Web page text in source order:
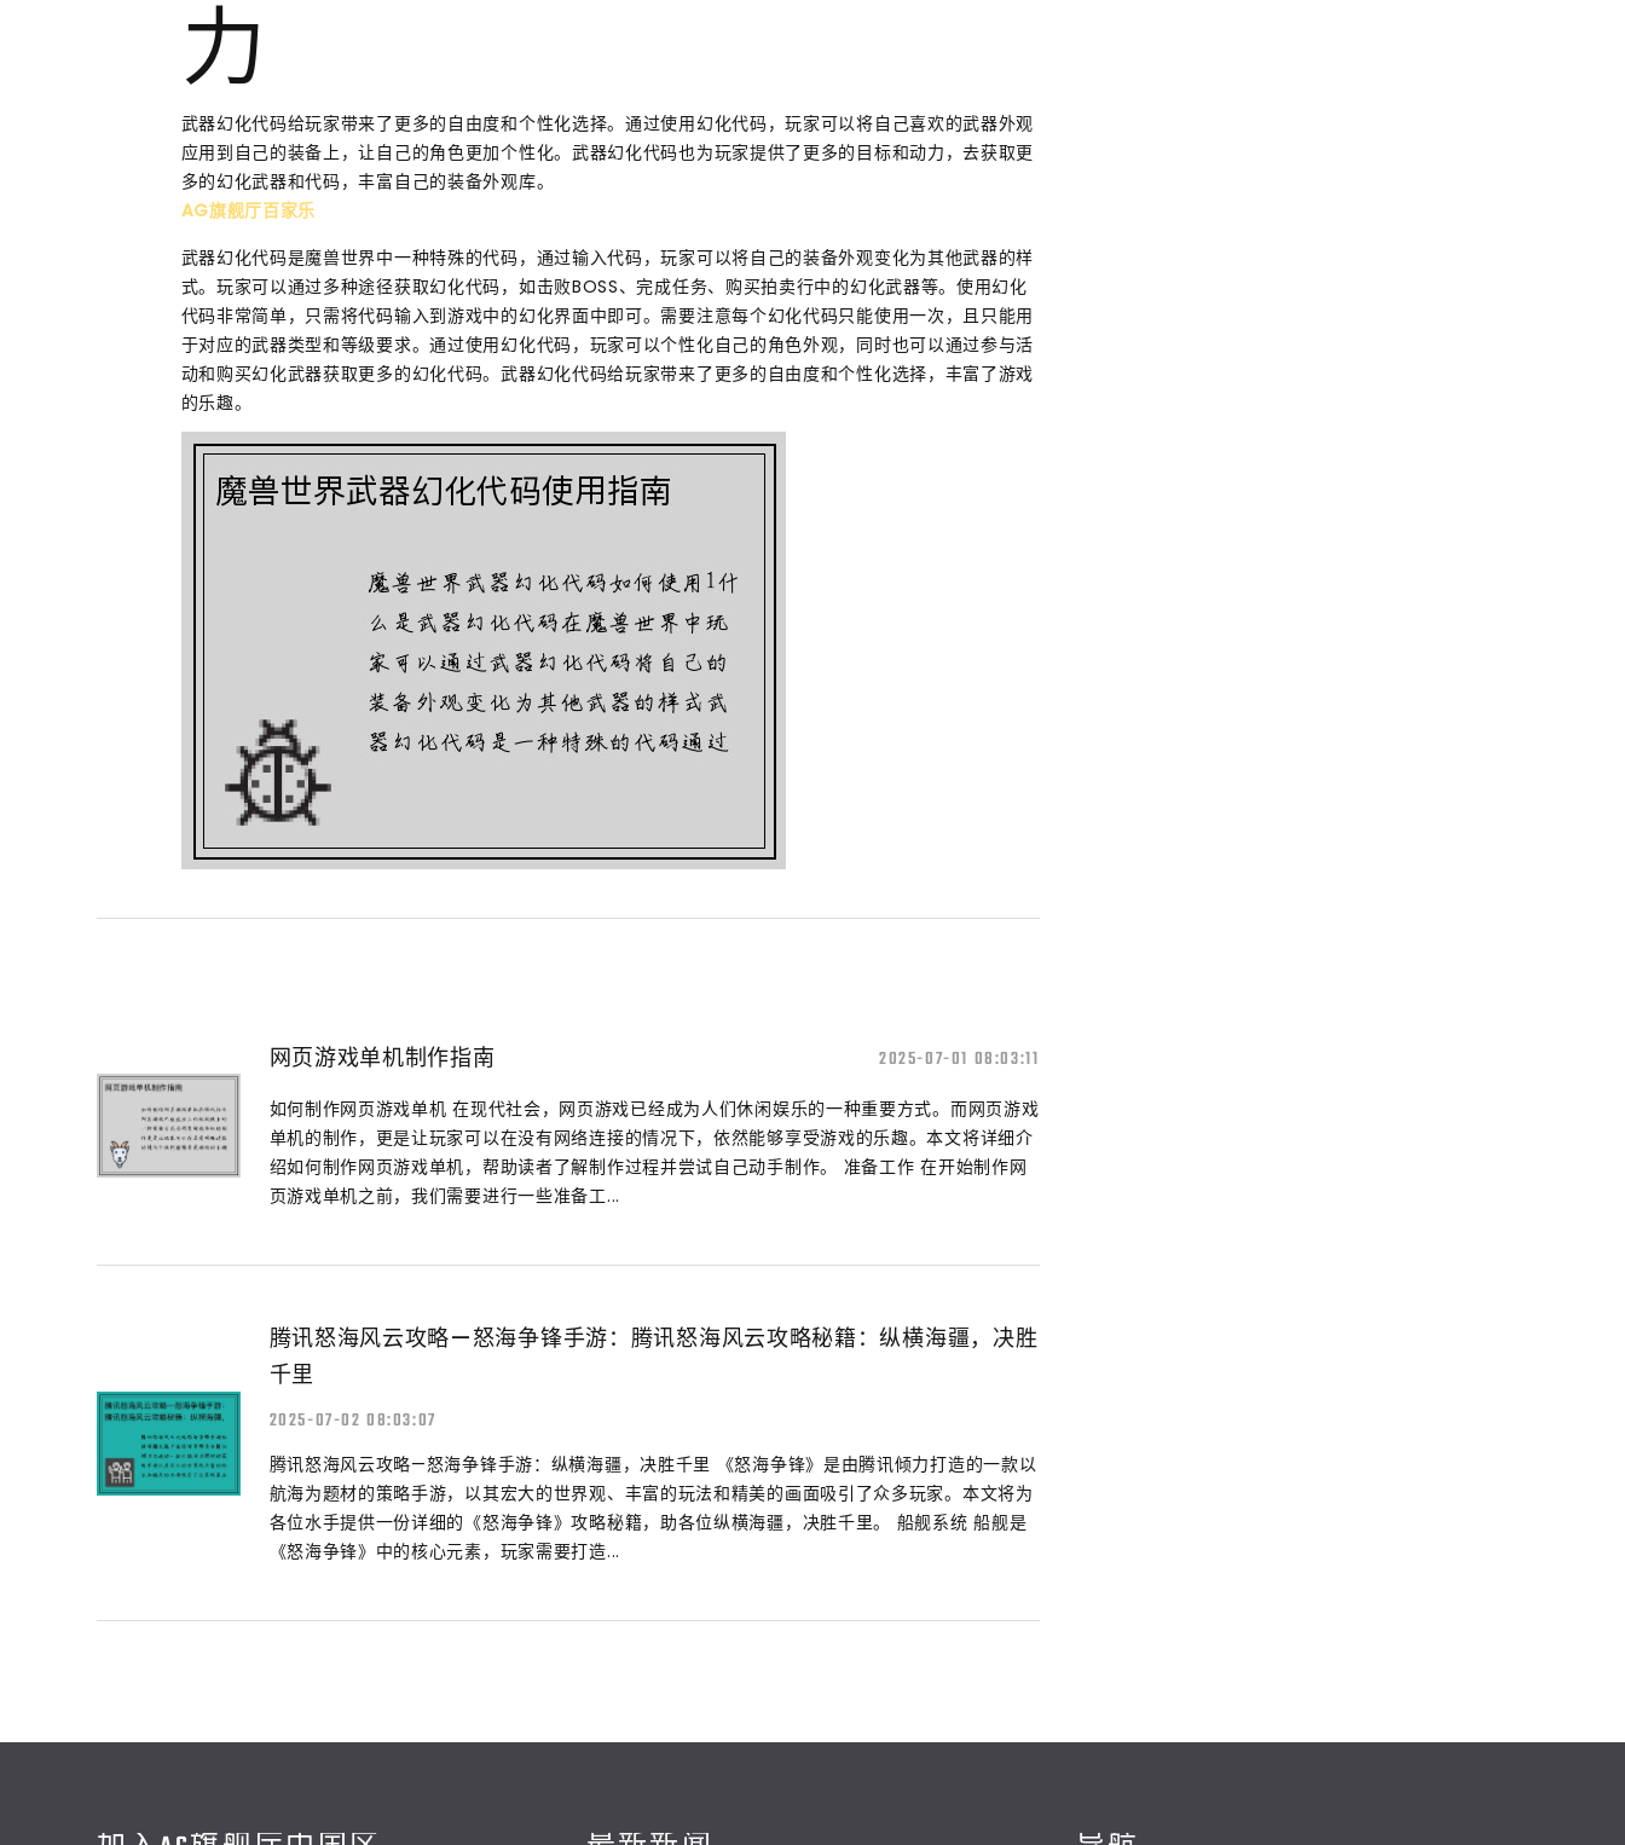
力
武器幻化代码给玩家带来了更多的自由度和个性化选择。通过使用幻化代码，玩家可以将自己喜欢的武器外观
应用到自己的装备上，让自己的角色更加个性化。武器幻化代码也为玩家提供了更多的目标和动力，去获取更
多的幻化武器和代码，丰富自己的装备外观库。
AG旗舰厅百家乐
武器幻化代码是魔兽世界中一种特殊的代码，通过输入代码，玩家可以将自己的装备外观变化为其他武器的样
式。玩家可以通过多种途径获取幻化代码，如击败BOSS、完成任务、购买拍卖行中的幻化武器等。使用幻化
代码非常简单，只需将代码输入到游戏中的幻化界面中即可。需要注意每个幻化代码只能使用一次，且只能用
于对应的武器类型和等级要求。通过使用幻化代码，玩家可以个性化自己的角色外观，同时也可以通过参与活
动和购买幻化武器获取更多的幻化代码。武器幻化代码给玩家带来了更多的自由度和个性化选择，丰富了游戏
的乐趣。
网页游戏单机制作指南 2025-07-01 08:03:11
如何制作网页游戏单机 在现代社会，网页游戏已经成为人们休闲娱乐的一种重要方式。而网页游戏
单机的制作，更是让玩家可以在没有网络连接的情况下，依然能够享受游戏的乐趣。本文将详细介
绍如何制作网页游戏单机，帮助读者了解制作过程并尝试自己动手制作。 准备工作 在开始制作网
页游戏单机之前，我们需要进行一些准备工...
腾讯怒海风云攻略—怒海争锋手游：腾讯怒海风云攻略秘籍：纵横海疆，决胜
千里
2025-07-02 08:03:07
腾讯怒海风云攻略—怒海争锋手游：纵横海疆，决胜千里 《怒海争锋》是由腾讯倾力打造的一款以
航海为题材的策略手游，以其宏大的世界观、丰富的玩法和精美的画面吸引了众多玩家。本文将为
各位水手提供一份详细的《怒海争锋》攻略秘籍，助各位纵横海疆，决胜千里。 船舰系统 船舰是
《怒海争锋》中的核心元素，玩家需要打造...